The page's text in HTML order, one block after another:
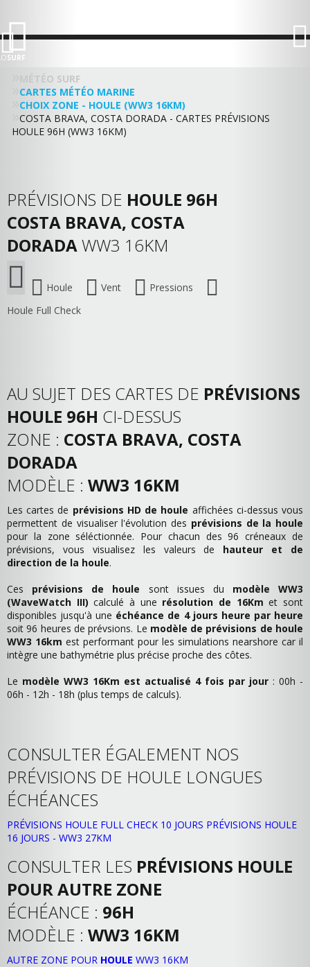
SURF
MÉTÉO SURF
CARTES MÉTÉO MARINE
CHOIX ZONE - HOULE (WW3 16KM)
COSTA BRAVA, COSTA DORADA - CARTES PRÉVISIONS
HOULE 96H (WW3 16KM)
PRÉVISIONS DE HOULE 96H
COSTA BRAVA, COSTA
DORADAWW3 16KM
Houle Vent
Pressions
Houle Full Check
AU SUJET DES CARTES DE PRÉVISIONS
HOULE 96H CI-DESSUS
ZONE : COSTA BRAVA, COSTA
DORADA
MODÈLE : WW3 16KM
Les cartes de prévisions HD de houle affichées ci-dessus vous
permettent de visualiser l'évolution des prévisions de la houle
pour la zone séléctionnée. Pour chacun des 96 créneaux de
prévisions, vous visualisez les valeurs de hauteur et de
direction de la houle.
Ces prévisions de houle sont issues du modèle WW3
(WaveWatch III) calculé à une résolution de 16Km et sont
disponibles jusqu'à une échéance de 4 jours heure par heure
soit 96 heures de prévsions. Le modèle de prévisions de houle
WW3 16km est performant pour les simulations nearshore car il
intègre une bathymétrie plus précise proche des côtes.
Le modèle WW3 16Km est actualisé 4 fois par jour : 00h -
06h - 12h - 18h (plus temps de calculs).
CONSULTER ÉGALEMENT NOS
PRÉVISIONS DE HOULE LONGUES
ÉCHÉANCES
PRÉVISIONS HOULE FULL CHECK 10 JOURS PRÉVISIONS HOULE
16 JOURS - WW3 27KM
CONSULTER LES PRÉVISIONS HOULE
POUR AUTRE ZONE
ÉCHÉANCE : 96H
MODÈLE : WW3 16KM
AUTRE ZONE POUR HOULE WW3 16KM